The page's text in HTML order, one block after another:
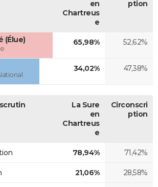
en
Chartreus
e
ption
(Élue) 65,98% 52,62%
34,02% 47,38%
La Sure
en
Chartreus
e
Circonscri
ption
78,94% 71,42%
21,06% 28,58%